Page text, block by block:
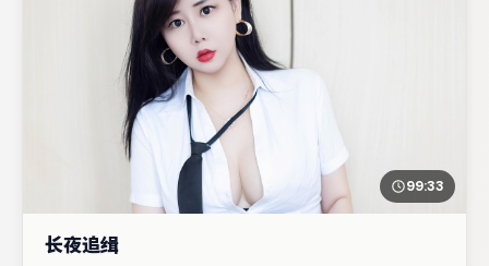
99:33
长夜追缉